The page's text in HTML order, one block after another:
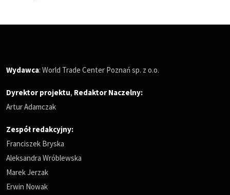
Wydawca: World Trade Center Poznań sp. z o.o.
Dyrektor projektu, Redaktor Naczelny:
Artur Adamczak
Zespół redakcyjny:
Franciszek Bryska
Aleksandra Wróblewska
Marek Jerzak
Erwin Nowak